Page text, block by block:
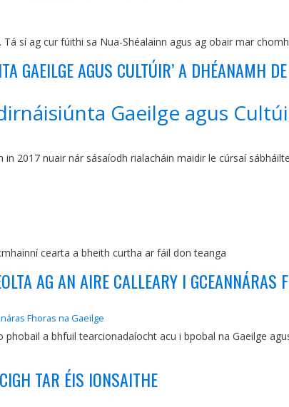
sí ag cur fúithi sa Nua-Shéalainn agus ag obair mar
GAEILGE AGUS CULTÚIR’ A DHÉANAMH
Gaeilge agus
2017 nuair nár sásaíodh rialacháin maidir le cúrsaí
cearta a bheith curtha ar fáil don teanga
AG AN AIRE CALLEARY I GCEANNÁRAS
Fhoras na Gaeilge
phobail a bhfuil tearcionadaíocht acu i bpobal na Gaeilge
TAR ÉIS IONSAITHE